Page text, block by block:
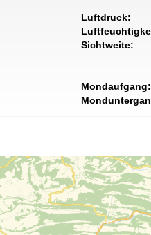
Luftdruck:
Sichtweite:
Mondaufgang: